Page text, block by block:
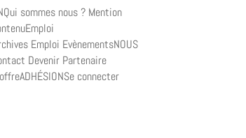
sommes nous ? Mention
Emploi EvènementsNOUS
Devenir Partenaire
connecter